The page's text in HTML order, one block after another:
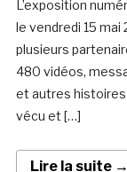
L’exposition
le vendredi 15
plusieurs
480 vidéos,
et autres
vécu et […]
Lire la suite →